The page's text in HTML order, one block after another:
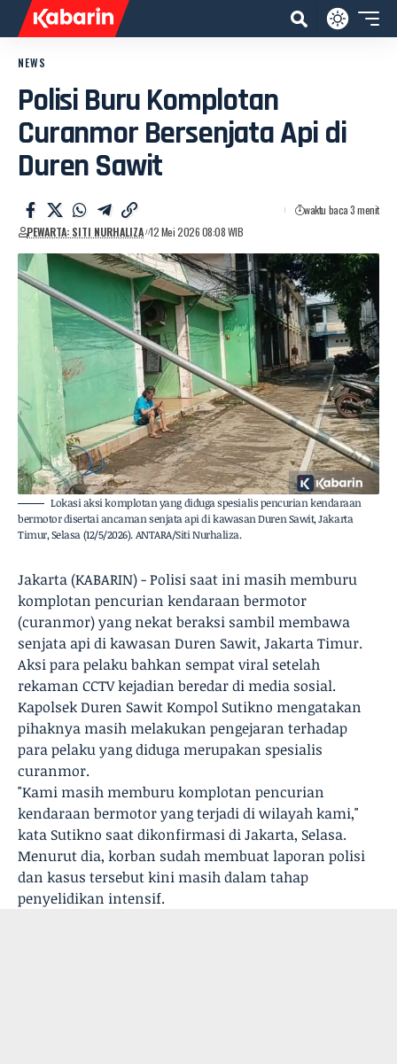
NEWS
Polisi Buru Komplotan
Curanmor Bersenjata Api di
Duren Sawit
PEWARTA: SITI NURHALIZA 12 Mei 2026 08:08 WIB
waktu baca 3 menit
Lokasi aksi komplotan yang diduga spesialis pencurian kendaraan
bermotor disertai ancaman senjata api di kawasan Duren Sawit, Jakarta
Timur, Selasa (12/5/2026). ANTARA/Siti Nurhaliza.
Jakarta (KABARIN) - Polisi saat ini masih memburu
komplotan pencurian kendaraan bermotor
(curanmor) yang nekat beraksi sambil membawa
senjata api di kawasan Duren Sawit, Jakarta Timur.
Aksi para pelaku bahkan sempat viral setelah
rekaman CCTV kejadian beredar di media sosial.
Kapolsek Duren Sawit Kompol Sutikno mengatakan
pihaknya masih melakukan pengejaran terhadap
para pelaku yang diduga merupakan spesialis
curanmor.
"Kami masih memburu komplotan pencurian
kendaraan bermotor yang terjadi di wilayah kami,"
kata Sutikno saat dikonfirmasi di Jakarta, Selasa.
Menurut dia, korban sudah membuat laporan polisi
dan kasus tersebut kini masih dalam tahap
penyelidikan intensif.